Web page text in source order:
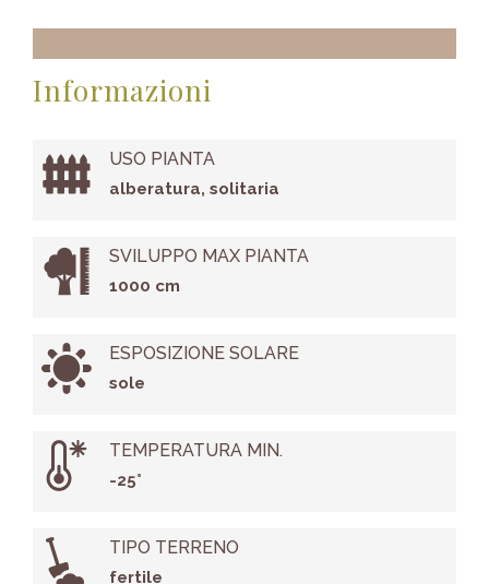
Informazioni
USO PIANTA
alberatura, solitaria
SVILUPPO MAX PIANTA
1000 cm
ESPOSIZIONE SOLARE
sole
TEMPERATURA MIN.
-25°
TIPO TERRENO
fertile